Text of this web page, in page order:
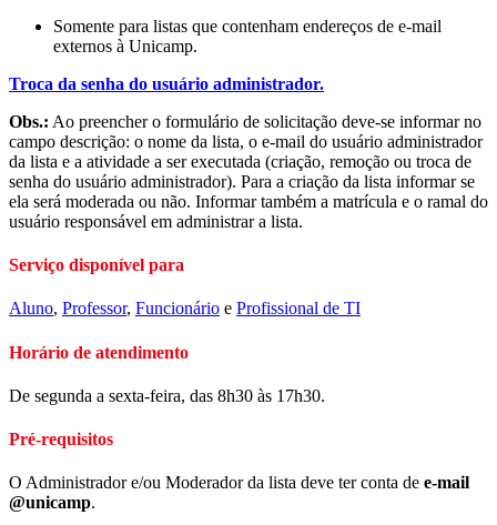
Somente para listas que contenham endereços de e-mail
externos à Unicamp.
Troca da senha do usuário administrador.
Obs.: Ao preencher o formulário de solicitação deve-se informar no
campo descrição: o nome da lista, o e-mail do usuário administrador
da lista e a atividade a ser executada (criação, remoção ou troca de
senha do usuário administrador). Para a criação da lista informar se
ela será moderada ou não. Informar também a matrícula e o ramal do
usuário responsável em administrar a lista.
Serviço disponível para
Aluno, Professor, Funcionário e Profissional de TI
Horário de atendimento
De segunda a sexta-feira, das 8h30 às 17h30.
Pré-requisitos
O Administrador e/ou Moderador da lista deve ter conta de e-mail
@unicamp.